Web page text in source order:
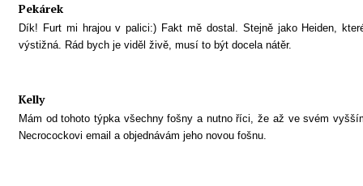
Pekárek
Dík! Furt mi hrajou v palici:) Fakt mě dostal. Stejně jako Heiden,
výstižná. Rád bych je viděl živě, musí to být docela nátěr.
Kelly
Mám od tohoto týpka všechny fošny a nutno říci, že až ve svém
Necrocockovi email a objednávám jeho novou fošnu.